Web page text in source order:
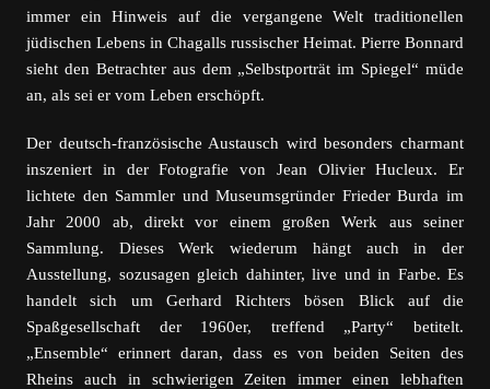
immer ein Hinweis auf die vergangene Welt traditionellen
jüdischen Lebens in Chagalls russischer Heimat. Pierre Bonnard
sieht den Betrachter aus dem „Selbstporträt im Spiegel“ müde
an, als sei er vom Leben erschöpft.
Der deutsch-französische Austausch wird besonders charmant
inszeniert in der Fotografie von Jean Olivier Hucleux. Er
lichtete den Sammler und Museumsgründer Frieder Burda im
Jahr 2000 ab, direkt vor einem großen Werk aus seiner
Sammlung. Dieses Werk wiederum hängt auch in der
Ausstellung, sozusagen gleich dahinter, live und in Farbe. Es
handelt sich um Gerhard Richters bösen Blick auf die
Spaßgesellschaft der 1960er, treffend „Party“ betitelt.
„Ensemble“ erinnert daran, dass es von beiden Seiten des
Rheins auch in schwierigen Zeiten immer einen lebhaften